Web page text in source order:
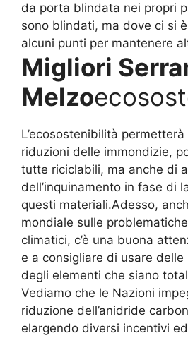
da porta blindata nei propri
sono blindati, ma dove ci si
alcuni punti per mantenere
Migliori
Melzo
L’ecosostenibilità
riduzioni delle immondizie,
tutte riciclabili, ma anche di
dell’inquinamento in fase di
questi materiali.Adesso,
mondiale sulle
climatici, c’è una buona
e a consigliare di usare
degli elementi che siano
Vediamo che le Nazioni
riduzione dell’anidride
elargendo diversi incentivi